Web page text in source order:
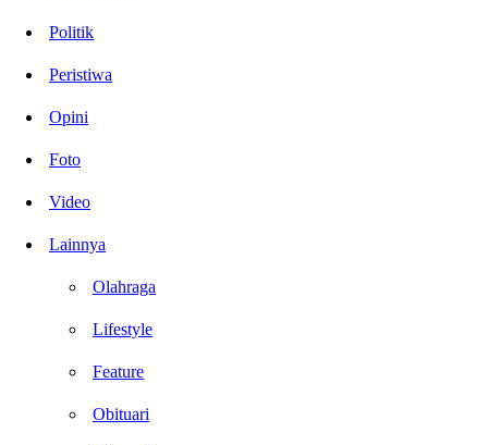
Politik
Peristiwa
Opini
Foto
Video
Lainnya
Olahraga
Lifestyle
Feature
Obituari